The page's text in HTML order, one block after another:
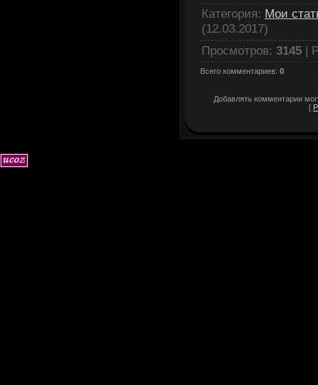
Категория: Мои
(12.03.2017)
Просмотров: 3145 |
Всего комментариев: 0
Добавлять комментарии
[